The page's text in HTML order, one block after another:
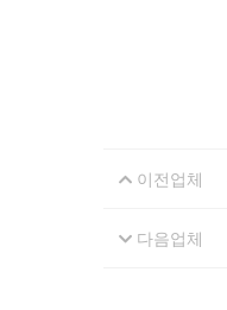
이전업체
다음업체